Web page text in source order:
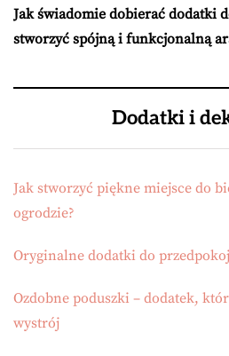
Jak świadomie dobierać dodatki
stworzyć spójną i funkcjonalną
Dodatki i
Jak stworzyć piękne miejsce do
ogrodzie?
Oryginalne dodatki do
Ozdobne poduszki – dodatek,
wystrój